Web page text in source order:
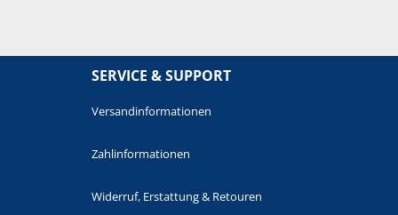
SERVICE & SUPPORT
Versandinformationen
Zahlinformationen
Widerruf, Erstattung & Retouren